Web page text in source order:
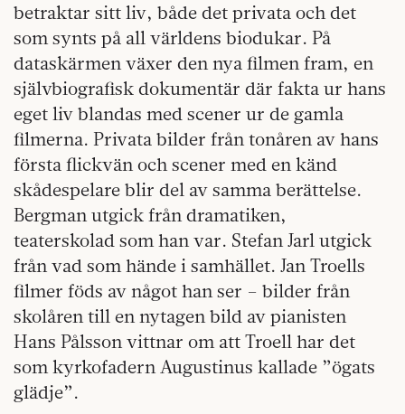
betraktar sitt liv, både det privata och det
som synts på all världens biodukar. På
dataskärmen växer den nya filmen fram, en
självbiografisk dokumentär där fakta ur hans
eget liv blandas med scener ur de gamla
filmerna. Privata bilder från tonåren av hans
första flickvän och scener med en känd
skådespelare blir del av samma berättelse.
Bergman utgick från dramatiken,
teaterskolad som han var. Stefan Jarl utgick
från vad som hände i samhället. Jan Troells
filmer föds av något han ser – bilder från
skolåren till en nytagen bild av pianisten
Hans Pålsson vittnar om att Troell har det
som kyrkofadern Augustinus kallade ”ögats
glädje”.